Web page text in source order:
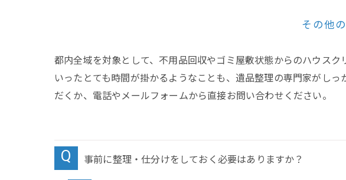
その他
都内全域を対象として、不用品回収やゴミ屋敷状態からのハウス
いったとても時間が掛かるようなことも、遺品整理の専門家がし
だくか、電話やメールフォームから直接お問い合わせください。
事前に整理・仕分けをしておく必要はありますか？